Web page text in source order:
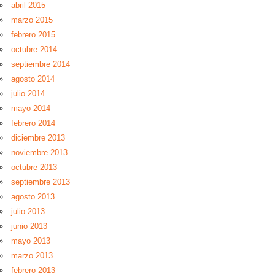
abril 2015
marzo 2015
febrero 2015
octubre 2014
septiembre 2014
agosto 2014
julio 2014
mayo 2014
febrero 2014
diciembre 2013
noviembre 2013
octubre 2013
septiembre 2013
agosto 2013
julio 2013
junio 2013
mayo 2013
marzo 2013
febrero 2013